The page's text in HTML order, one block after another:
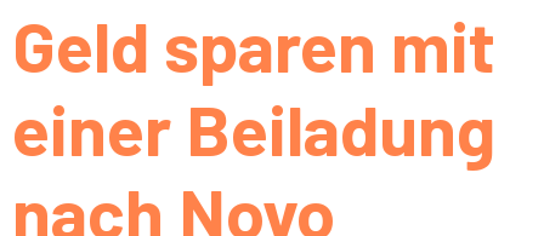
Geld sparen mit
einer Beiladung
nach Novo